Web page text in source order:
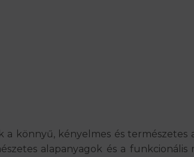
könnyű, kényelmes és természetes
alapanyagok és a funkcionális